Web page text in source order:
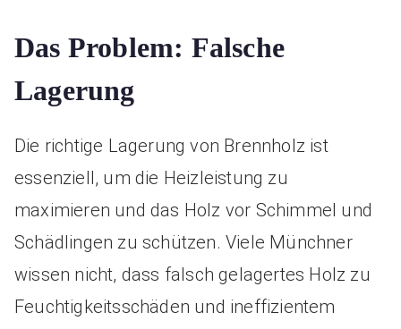
Das Problem: Falsche
Lagerung
Die richtige Lagerung von Brennholz ist
essenziell, um die Heizleistung zu
maximieren und das Holz vor Schimmel und
Schädlingen zu schützen. Viele Münchner
wissen nicht, dass falsch gelagertes Holz zu
Feuchtigkeitsschäden und ineffizientem